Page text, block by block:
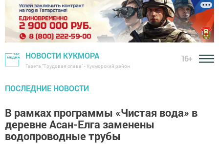
НОВОСТИ КУКМОРА
Газета "Трудовая слава" - Кукморский район
16+
ПОСЛЕДНИЕ НОВОСТИ
В рамках программы «Чистая вода» в
деревне Асан-Елга заменены
водопроводные трубы